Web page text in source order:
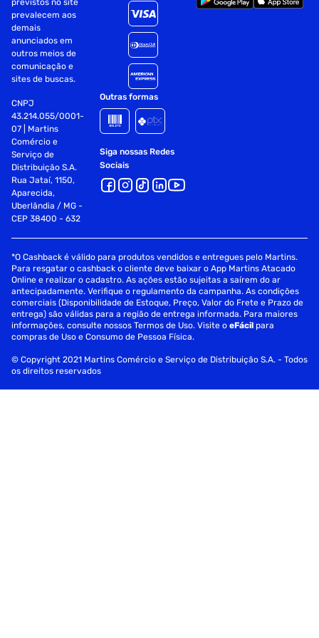
Acabamento
previstos no site
prevalecem aos
demais
anunciados em
outros meios de
comunicação e
sites de buscas.
CNPJ
43.214.055/0001-
07 | Martins
Comércio e
Serviço de
Distribuição S.A.
Rua Jataí, 1150,
Aparecida,
Uberlândia / MG -
CEP 38400 - 632
Outras formas
Siga nossas Redes
Sociais
*O Cashback é válido para produtos vendidos e entregues pelo Martins.
Para resgatar o cashback o cliente deve baixar o App Martins Atacado
Online e realizar o cadastro. As ações estão sujeitas a saírem do ar
antecipadamente. Verifique o regulamento da campanha. As condições
comerciais (Disponibilidade de Estoque, Preço, Valor do Frete e Prazo de
entrega) são válidas para a região de entrega informada. Para maiores
informações, consulte nossos Termos de Uso. Visite oeFácil para
compras de Uso e Consumo de Pessoa Física.
© Copyright 2021 Martins Comércio e Serviço de Distribuição S.A. - Todos
os direitos reservados